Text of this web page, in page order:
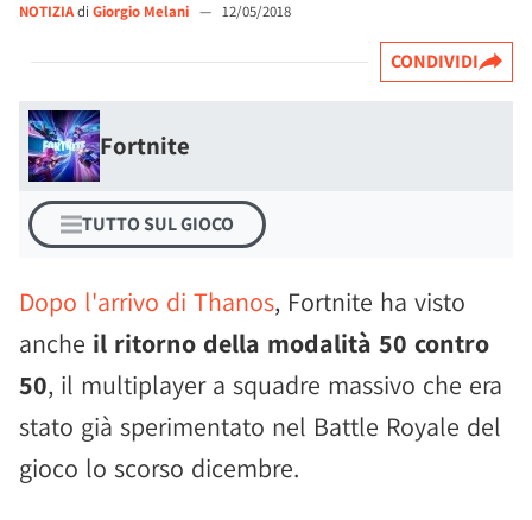
NOTIZIAdi Giorgio Melani — 12/05/2018
CONDIVIDI
Fortnite
TUTTO SUL GIOCO
Dopo l'arrivo di Thanos, Fortnite ha visto
anche il ritorno della modalità 50 contro
50, il multiplayer a squadre massivo che era
stato già sperimentato nel Battle Royale del
gioco lo scorso dicembre.